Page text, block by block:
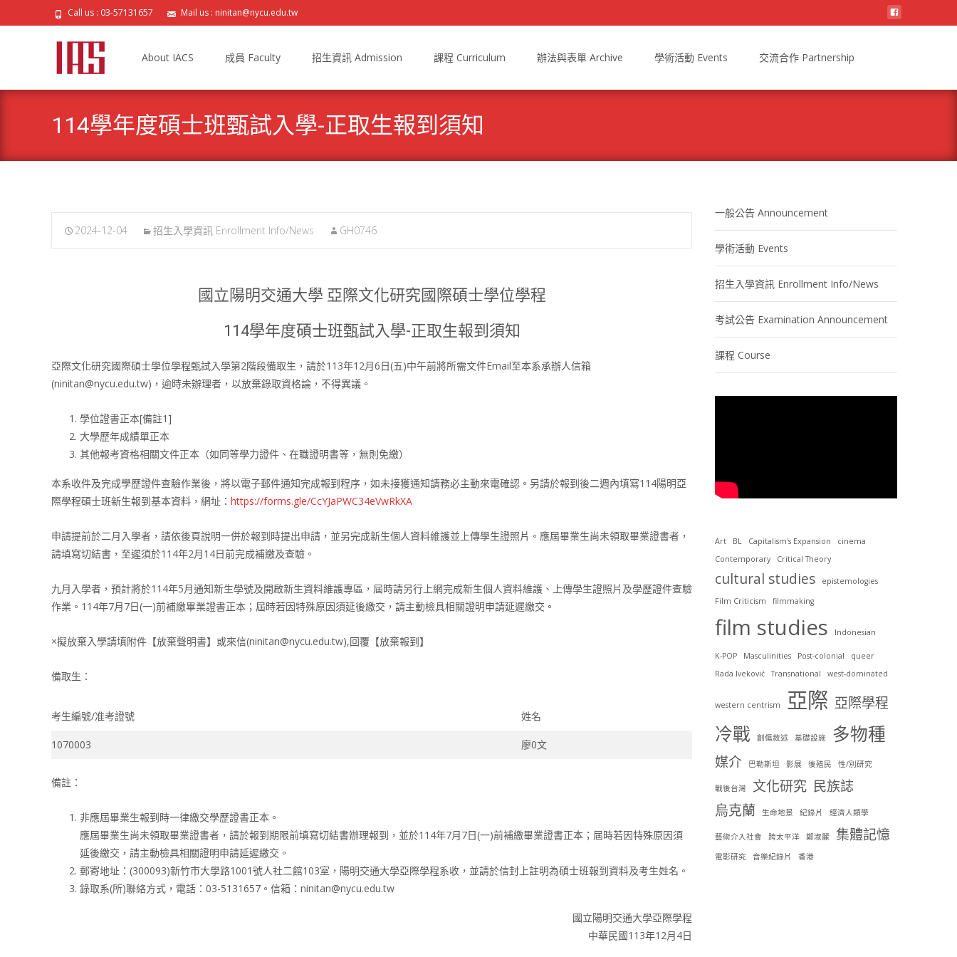
Call us : 03-57131657 Mail us : ninitan@nycu.edu.tw
About IACS 成員 Faculty 招生資訊 Admission 課程 Curriculum 辦法與表單 Archive 學術活動 Events 交流合作 Partnership
114學年度碩士班甄試入學-正取生報到須知
2024-12-04 招生入學資訊 Enrollment Info/News GH0746
國立陽明交通大學 亞際文化研究國際碩士學位學程
114學年度碩士班甄試入學-正取生報到須知
亞際文化研究國際碩士學位學程甄試入學第2階段備取生，請於113年12月6日(五)中午前將所需文件Email至本系承辦人信箱
(ninitan@nycu.edu.tw)，逾時未辦理者，以放棄錄取資格論，不得異議。
學位證書正本[備註1]
大學歷年成績單正本
其他報考資格相關文件正本（如同等學力證件、在職證明書等，無則免繳）
本系收件及完成學歷證件查驗作業後，將以電子郵件通知完成報到程序，如未接獲通知請務必主動來電確認。另請於報到後二週內填寫114陽明亞
際學程碩士班新生報到基本資料，網址： https://forms.gle/CcYJaPWC34eVwRkXA
申請提前於二月入學者，請依後頁說明一併於報到時提出申請，並另完成新生個人資料維護並上傳學生證照片。應屆畢業生尚未領取畢業證書者，
請填寫切結書，至遲須於114年2月14日前完成補繳及查驗。
九月入學者，預計將於114年5月通知新生學號及開啟新生資料維護專區，屆時請另行上網完成新生個人資料維護、上傳學生證照片及學歷證件查驗
作業。114年7月7日(一)前補繳畢業證書正本；屆時若因特殊原因須延後繳交，請主動檢具相關證明申請延遲繳交。
×擬放棄入學請填附件【放棄聲明書】或來信(ninitan@nycu.edu.tw),回覆【放棄報到】
備取生：
考生編號/准考證號 姓名
1070003 廖0文
備註：
非應屆畢業生報到時一律繳交學歷證書正本。
應屆畢業生尚未領取畢業證書者，請於報到期限前填寫切結書辦理報到，並於114年7月7日(一)前補繳畢業證書正本；屆時若因特殊原因須
延後繳交，請主動檢具相關證明申請延遲繳交。
郵寄地址：(300093)新竹市大學路1001號人社二館103室，陽明交通大學亞際學程系收，並請於信封上註明為碩士班報到資料及考生姓名。
錄取系(所)聯絡方式，電話：03-5131657。信箱：ninitan@nycu.edu.tw
國立陽明交通大學亞際學程
中華民國113年12月4日
一般公告 Announcement
學術活動 Events
招生入學資訊 Enrollment Info/News
考試公告 Examination Announcement
課程 Course
Art BL Capitalism's Expansion
cinema
Contemporary
Critical Theory
cultural studies
epistemologies
Film Criticism
filmmaking
film studies Indonesian
K-POP Masculinities Post-colonial
queer
Rada Iveković
Transnational west-dominated
western centrism 亞際 亞際學程
冷戰 創傷敘述 基礎設施 多物種
媒介 巴勒斯坦 影展 後殖民 性/別研究
戰後台灣 文化研究 民族誌
烏克蘭
生命地景 紀錄片 經濟人類學
藝術介入社會 跨太平洋 鄭淑麗 集體記憶
電影研究 音樂紀錄片 香港